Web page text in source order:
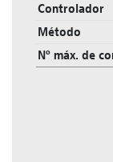
Controlador
Método
Nº máx. de